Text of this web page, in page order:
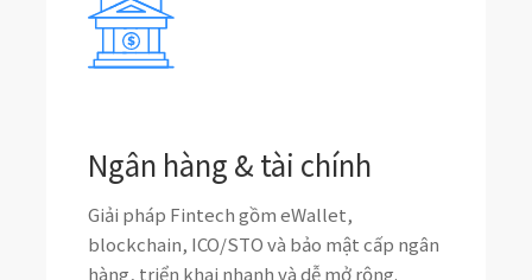
Ngân hàng & tài chính
Giải pháp Fintech gồm eWallet,
blockchain, ICO/STO và bảo mật cấp ngân
hàng, triển khai nhanh và dễ mở rộng.